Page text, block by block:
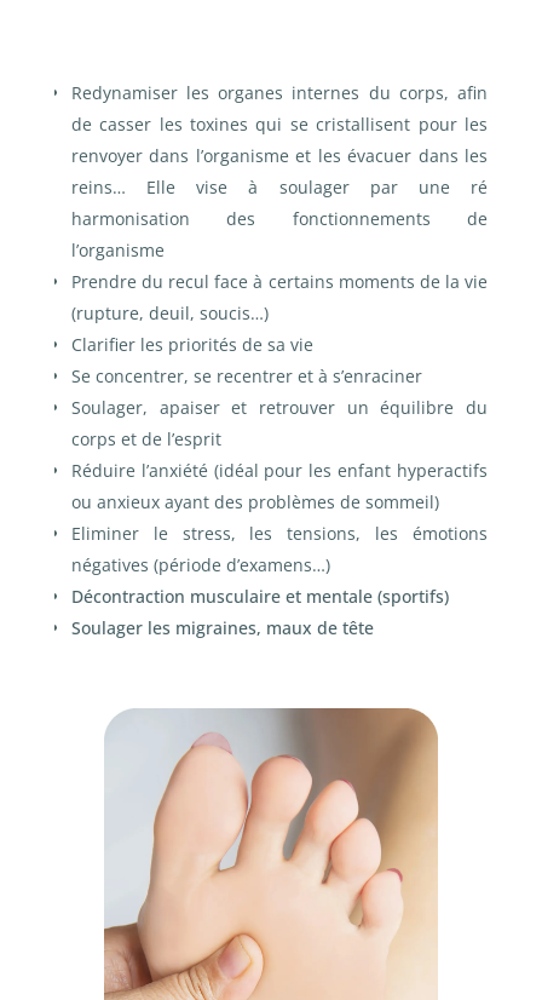
Redynamiser les organes internes du corps, afin
de casser les toxines qui se cristallisent pour les
renvoyer dans l’organisme et les évacuer dans les
reins… Elle vise à soulager par une ré
harmonisation des fonctionnements de
l’organisme
Prendre du recul face à certains moments de la vie
(rupture, deuil, soucis…)
Clarifier les priorités de sa vie
Se concentrer, se recentrer et à s’enraciner
Soulager, apaiser et retrouver un équilibre du
corps et de l’esprit
Réduire l’anxiété (idéal pour les enfant hyperactifs
ou anxieux ayant des problèmes de sommeil)
Eliminer le stress, les tensions, les émotions
négatives (période d’examens…)
Décontraction musculaire et mentale (sportifs)
Soulager les migraines, maux de tête